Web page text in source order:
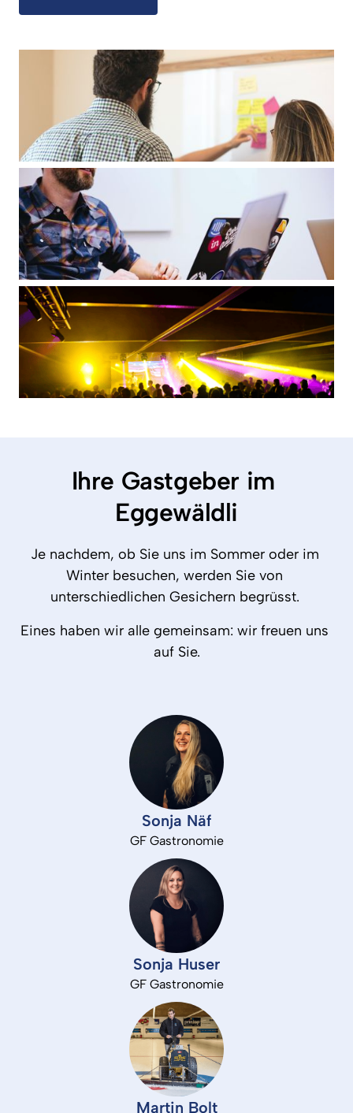
Ihre Gastgeber im
Eggewäldli
Je nachdem, ob Sie uns im Sommer oder im
Winter besuchen, werden Sie von
unterschiedlichen Gesichern begrüsst.
Eines haben wir alle gemeinsam: wir freuen uns
auf Sie.
Sonja Näf
GF Gastronomie
Sonja Huser
GF Gastronomie
Martin Bolt